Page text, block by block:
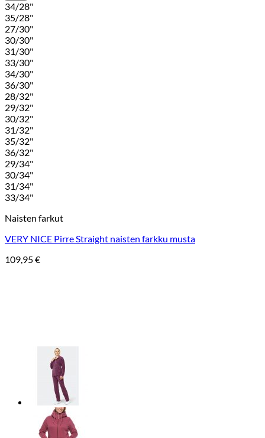
34/28"
35/28"
27/30"
30/30"
31/30"
33/30"
34/30"
36/30"
28/32"
29/32"
30/32"
31/32"
35/32"
36/32"
29/34"
30/34"
31/34"
33/34"
Naisten farkut
VERY NICE Pirre Straight naisten farkku musta
109,95€